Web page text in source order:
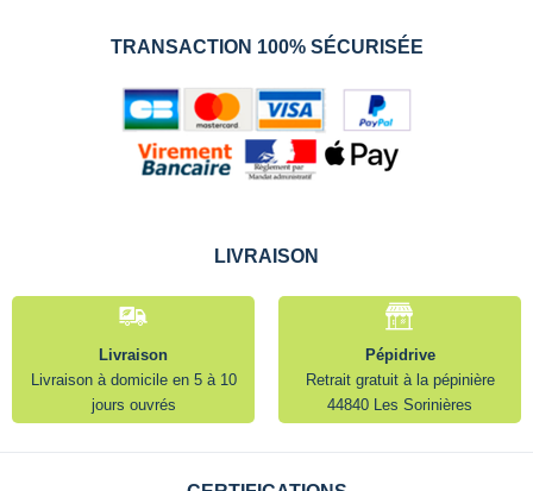
TRANSACTION 100% SÉCURISÉE
LIVRAISON
Livraison
Livraison à domicile en 5 à 10
jours ouvrés
Pépidrive
Retrait gratuit à la pépinière
44840 Les Sorinières